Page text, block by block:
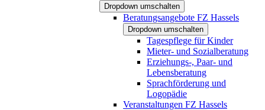
Dropdown umschalten
Beratungsangebote FZ Hassels
Dropdown umschalten
Tagespflege für Kinder
Mieter- und Sozialberatung
Erziehungs-, Paar- und
Lebensberatung
Sprachförderung und
Logopädie
Veranstaltungen FZ Hassels